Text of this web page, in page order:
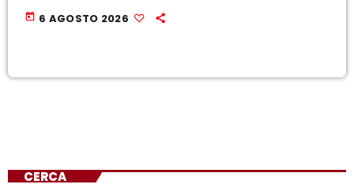
today 6 AGOSTO 2026
CERCA